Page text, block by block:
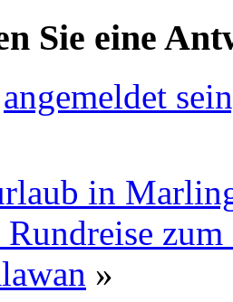
Sie eine
angemeldet
in
»